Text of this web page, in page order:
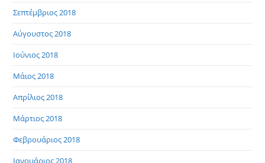
Σεπτέμβριος 2018
Αύγουστος 2018
Ιούνιος 2018
Μάιος 2018
Απρίλιος 2018
Μάρτιος 2018
Φεβρουάριος 2018
Ιανουάριος 2018